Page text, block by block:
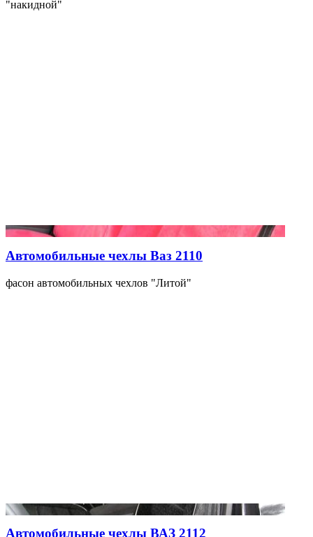
"накидной"
Автомобильные чехлы Ваз 2110
фасон автомобильных чехлов "Литой"
Автомобильные чехлы ВАЗ 2112